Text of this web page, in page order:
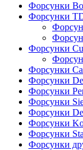
Форсунки
Форсунки
Форсунки
Форсунки
Форсунки
Форсунки
Форсунки
Форсунки
Форсунки
Форсунки
Форсунки